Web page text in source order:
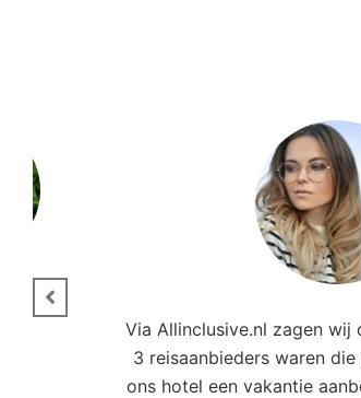
Via Allinclusive.nl zagen wij
3 reisaanbieders waren die
ons hotel een vakantie